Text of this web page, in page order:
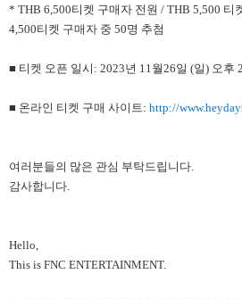
* THB 6,500티켓 구매자 전원 / THB 5,500 티
4,500티켓 구매자 중 50명 추첨
■ 티켓 오픈 일시: 2023년 11월26일 (일) 오후
■ 온라인 티켓 구매 사이트: http://
여러분들의 많은 관심 부탁드립니다.
감사합니다.
Hello,
This is FNC ENTERTAINMENT.